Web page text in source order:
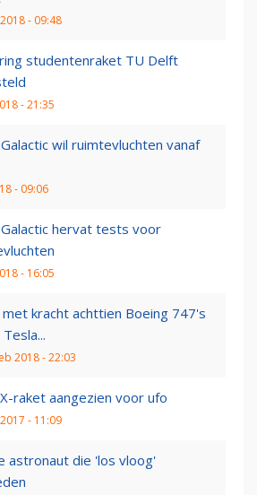
- 09:48
studentenraket TU Delft
- 21:35
wil ruimtevluchten vanaf
- 09:06
hervat tests voor
- 16:05
met kracht achttien Boeing 747's
2018 - 22:03
raket aangezien voor ufo
- 11:09
astronaut die 'los vloog'